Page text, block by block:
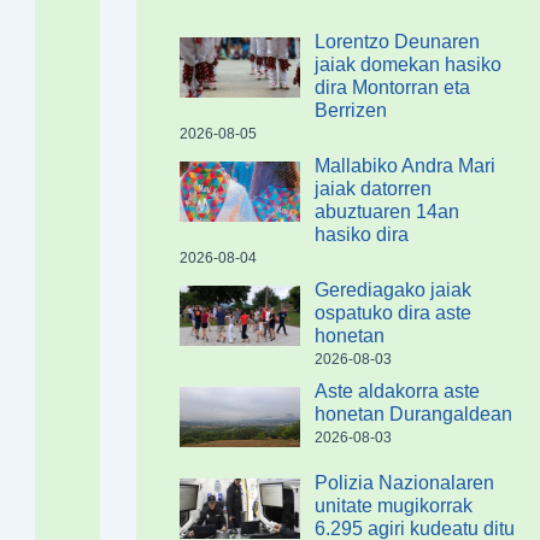
Lorentzo Deunaren
jaiak domekan hasiko
dira Montorran eta
Berrizen
2026-08-05
Mallabiko Andra Mari
jaiak datorren
abuztuaren 14an
hasiko dira
2026-08-04
Gerediagako jaiak
ospatuko dira aste
honetan
2026-08-03
Aste aldakorra aste
honetan Durangaldean
2026-08-03
Polizia Nazionalaren
unitate mugikorrak
6.295 agiri kudeatu ditu